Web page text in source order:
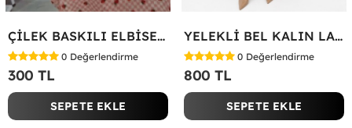
ÇİLEK BASKILI ELBİSE Bej
0 Değerlendirme
300 TL
SEPETE EKLE
YELEKLİ BEL KALIN LASTİK İKİLİ TAKIM Bej
0 Değerlendirme
800 TL
SEPETE EKLE